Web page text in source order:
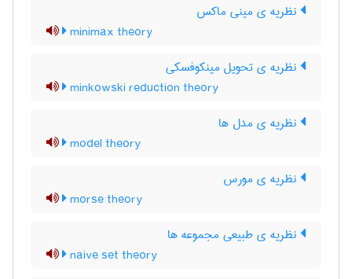
نظریه ی مینی ماکس
minimax theory
نظریه ی تحویل مینکوفسکی
minkowski reduction theory
نظریه ی مدل ها
model theory
نظریه ی مورس
morse theory
نظریه ی طبیعی مجموعه ها
naive set theory